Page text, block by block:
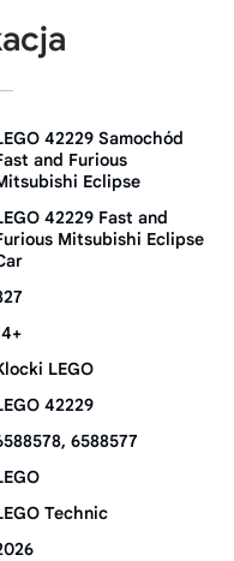
42229 Samochód
and Furious
Eclipse
42229 Fast and
Mitsubishi Eclipse
LEGO
42229
6588577
Technic